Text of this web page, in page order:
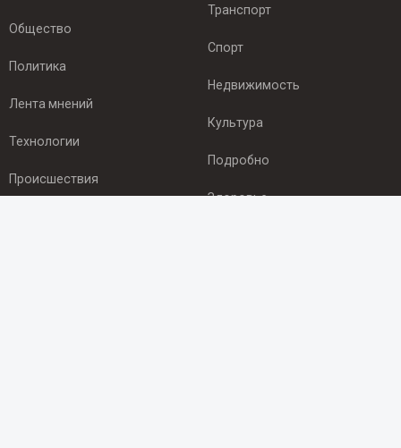
Общество
Политика
Лента мнений
Технологии
Происшествия
Транспорт
Спорт
Недвижимость
Культура
Подробно
Здоровье